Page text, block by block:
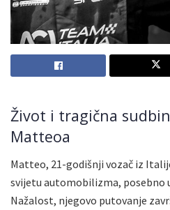
Život i tragična
Matteoa
Matteo, 21-godišnji vozač iz
svijetu automobilizma, posebno
Nažalost, njegovo putovanje